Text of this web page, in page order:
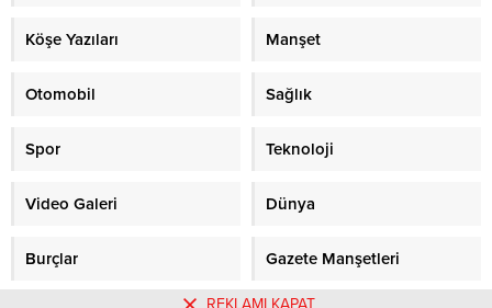
Köşe Yazıları Manşet
Otomobil Sağlık
Spor Teknoloji
Video Galeri Dünya
Burçlar Gazete Manşetleri
REKLAMI KAPAT